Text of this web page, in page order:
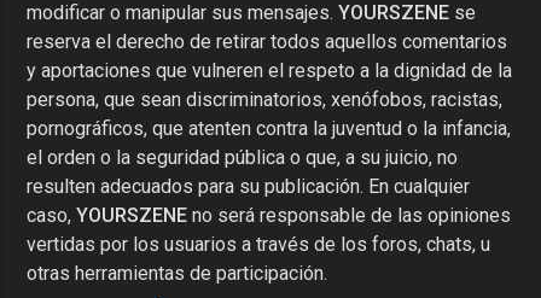
modificar o manipular sus mensajes.YOURSZENE se
reserva el derecho de retirar todos aquellos comentarios
y aportaciones que vulneren el respeto a la dignidad de la
persona, que sean discriminatorios, xenófobos, racistas,
pornográficos, que atenten contra la juventud o la infancia,
el orden o la seguridad pública o que, a su juicio, no
resulten adecuados para su publicación. En cualquier
caso,YOURSZENE no será responsable de las opiniones
vertidas por los usuarios a través de los foros, chats, u
otras herramientas de participación.